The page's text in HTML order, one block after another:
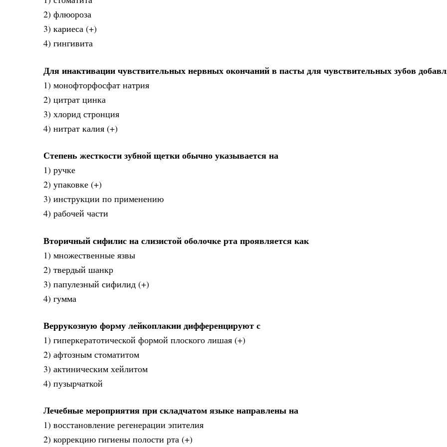
2) флюороза
3) кариеса (+)
4) гингивита
Для инактивации чувствительных нервных окончаний в пасты для чувствительных зубов
1) монофторфосфат натрия
2) цитрат цинка
3) хлорид стронция
4) нитрат калия (+)
Степень жесткости зубной щетки обычно указывается на
1) ручке
2) упаковке (+)
3) инструкции по применению
4) рабочей части
Вторичный сифилис на слизистой оболочке рта проявляется как
1) множественные язвы
2) твердый шанкр
3) папулезный сифилид (+)
4) гумма
Веррукозную форму лейкоплакии дифференцируют с
1) гиперкератотической формой плоского лишая (+)
2) афтозным стоматитом
3) актиническим хейлитом
4) пузырчаткой
Лечебные мероприятия при складчатом языке направлены на
1) восстановление регенерации эпителия
2) коррекцию гигиены полости рта (+)